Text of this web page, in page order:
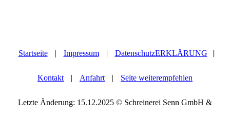
Startseite | Impressum | DatenschutzERKLÄRUNG |
Kontakt | Anfahrt | Seite weiterempfehlen
Letzte Änderung: 15.12.2025 © Schreinerei Senn GmbH &